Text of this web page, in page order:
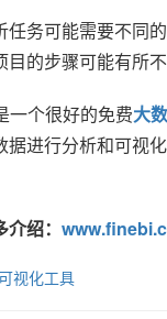
任务可能需要不同
的步骤可能有所不
一个很好的免费大
据进行分析和可视
绍：
视化工具